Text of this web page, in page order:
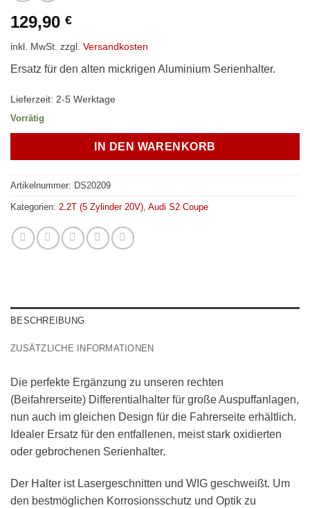
129,90 €
inkl. MwSt. zzgl. Versandkosten
Ersatz für den alten mickrigen Aluminium Serienhalter.
Lieferzeit: 2-5 Werktage
Vorrätig
IN DEN WARENKORB
Artikelnummer: DS20209
Kategorien: 2.2T (5 Zylinder 20V), Audi S2 Coupe
BESCHREIBUNG
ZUSÄTZLICHE INFORMATIONEN
Die perfekte Ergänzung zu unseren rechten
(Beifahrerseite) Differentialhalter für große Auspuffanlagen,
nun auch im gleichen Design für die Fahrerseite erhältlich.
Idealer Ersatz für den entfallenen, meist stark oxidierten
oder gebrochenen Serienhalter.
Der Halter ist Lasergeschnitten und WIG geschweißt. Um
den bestmöglichen Korrosionsschutz und Optik zu